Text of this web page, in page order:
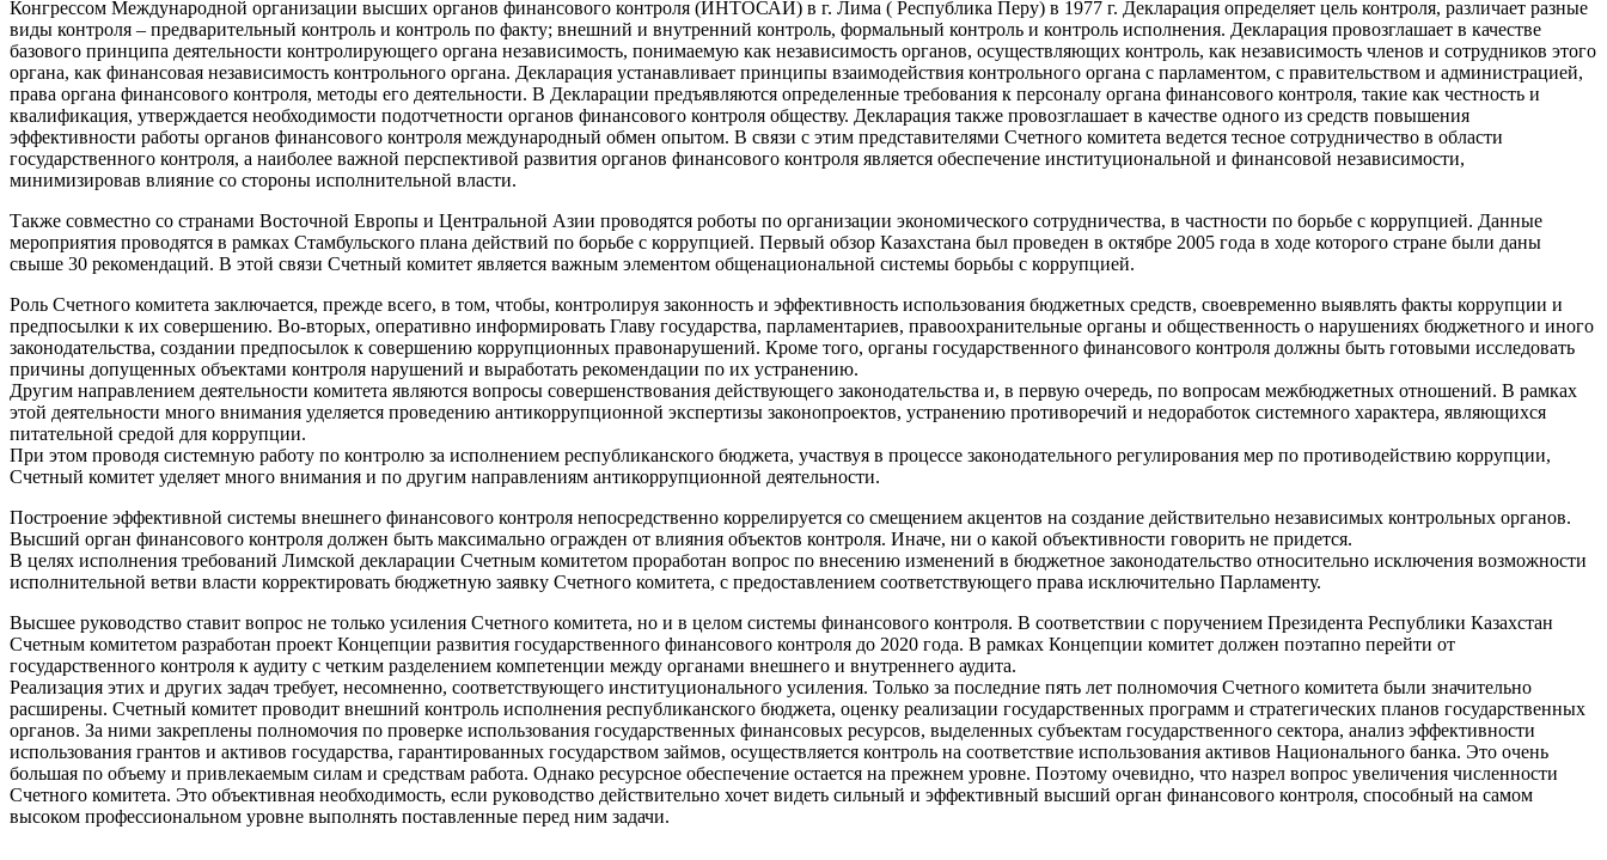
Конгрессом Международной организации высших органов финансового контроля (ИНТОСАИ) в г. Лима ( Республика Перу) в 1977 г. Декларация определяет цель контроля, различает разные
виды контроля – предварительный контроль и контроль по факту; внешний и внутренний контроль, формальный контроль и контроль исполнения. Декларация провозглашает в качестве
базового принципа деятельности контролирующего органа независимость, понимаемую как независимость органов, осуществляющих контроль, как независимость членов и сотрудников этого
органа, как финансовая независимость контрольного органа. Декларация устанавливает принципы взаимодействия контрольного органа с парламентом, с правительством и администрацией,
права органа финансового контроля, методы его деятельности. В Декларации предъявляются определенные требования к персоналу органа финансового контроля, такие как честность и
квалификация, утверждается необходимости подотчетности органов финансового контроля обществу. Декларация также провозглашает в качестве одного из средств повышения
эффективности работы органов финансового контроля международный обмен опытом. В связи с этим представителями Счетного комитета ведется тесное сотрудничество в области
государственного контроля, а наиболее важной перспективой развития органов финансового контроля является обеспечение институциональной и финансовой независимости,
минимизировав влияние со стороны исполнительной власти.
Также совместно со странами Восточной Европы и Центральной Азии проводятся роботы по организации экономического сотрудничества, в частности по борьбе с коррупцией. Данные
мероприятия проводятся в рамках Стамбульского плана действий по борьбе с коррупцией. Первый обзор Казахстана был проведен в октябре 2005 года в ходе которого стране были даны
свыше 30 рекомендаций. В этой связи Счетный комитет является важным элементом общенациональной системы борьбы с коррупцией.
Роль Счетного комитета заключается, прежде всего, в том, чтобы, контролируя законность и эффективность использования бюджетных средств, своевременно выявлять факты коррупции и
предпосылки к их совершению. Во-вторых, оперативно информировать Главу государства, парламентариев, правоохранительные органы и общественность о нарушениях бюджетного и иного
законодательства, создании предпосылок к совершению коррупционных правонарушений. Кроме того, органы государственного финансового контроля должны быть готовыми исследовать
причины допущенных объектами контроля нарушений и выработать рекомендации по их устранению.
Другим направлением деятельности комитета являются вопросы совершенствования действующего законодательства и, в первую очередь, по вопросам межбюджетных отношений. В рамках
этой деятельности много внимания уделяется проведению антикоррупционной экспертизы законопроектов, устранению противоречий и недоработок системного характера, являющихся
питательной средой для коррупции.
При этом проводя системную работу по контролю за исполнением республиканского бюджета, участвуя в процессе законодательного регулирования мер по противодействию коррупции,
Счетный комитет уделяет много внимания и по другим направлениям антикоррупционной деятельности.
Построение эффективной системы внешнего финансового контроля непосредственно коррелируется со смещением акцентов на создание действительно независимых контрольных органов.
Высший орган финансового контроля должен быть максимально огражден от влияния объектов контроля. Иначе, ни о какой объективности говорить не придется.
В целях исполнения требований Лимской декларации Счетным комитетом проработан вопрос по внесению изменений в бюджетное законодательство относительно исключения возможности
исполнительной ветви власти корректировать бюджетную заявку Счетного комитета, с предоставлением соответствующего права исключительно Парламенту.
Высшее руководство ставит вопрос не только усиления Счетного комитета, но и в целом системы финансового контроля. В соответствии с поручением Президента Республики Казахстан
Счетным комитетом разработан проект Концепции развития государственного финансового контроля до 2020 года. В рамках Концепции комитет должен поэтапно перейти от
государственного контроля к аудиту с четким разделением компетенции между органами внешнего и внутреннего аудита.
Реализация этих и других задач требует, несомненно, соответствующего институционального усиления. Только за последние пять лет полномочия Счетного комитета были значительно
расширены. Счетный комитет проводит внешний контроль исполнения республиканского бюджета, оценку реализации государственных программ и стратегических планов государственных
органов. За ними закреплены полномочия по проверке использования государственных финансовых ресурсов, выделенных субъектам государственного сектора, анализ эффективности
использования грантов и активов государства, гарантированных государством займов, осуществляется контроль на соответствие использования активов Национального банка. Это очень
большая по объему и привлекаемым силам и средствам работа. Однако ресурсное обеспечение остается на прежнем уровне. Поэтому очевидно, что назрел вопрос увеличения численности
Счетного комитета. Это объективная необходимость, если руководство действительно хочет видеть сильный и эффективный высший орган финансового контроля, способный на самом
высоком профессиональном уровне выполнять поставленные перед ним задачи.